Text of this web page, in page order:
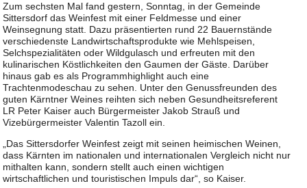
Zum sechsten Mal fand gestern, Sonntag, in der Gemeinde
Sittersdorf das Weinfest mit einer Feldmesse und einer
Weinsegnung statt. Dazu präsentierten rund 22 Bauernstände
verschiedenste Landwirtschaftsprodukte wie Mehlspeisen,
Selchspezialitäten oder Wildgulasch und erfreuten mit den
kulinarischen Köstlichkeiten den Gaumen der Gäste. Darüber
hinaus gab es als Programmhighlight auch eine
Trachtenmodeschau zu sehen. Unter den Genussfreunden des
guten Kärntner Weines reihten sich neben Gesundheitsreferent
LR Peter Kaiser auch Bürgermeister Jakob Strauß und
Vizebürgermeister Valentin Tazoll ein.
„Das Sittersdorfer Weinfest zeigt mit seinen heimischen Weinen,
dass Kärnten im nationalen und internationalen Vergleich nicht nur
mithalten kann, sondern stellt auch einen wichtigen
wirtschaftlichen und touristischen Impuls dar“, so Kaiser.